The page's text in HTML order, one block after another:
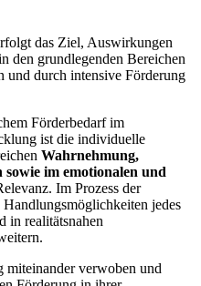
das Ziel, Auswirkungen
den grundlegenden Bereichen
und durch intensive Förderung
Förderbedarf im
ist die individuelle
Wahrnehmung,
sowie im emotionalen und
Im Prozess der
jedes
in realitätsnahen
miteinander verwoben und